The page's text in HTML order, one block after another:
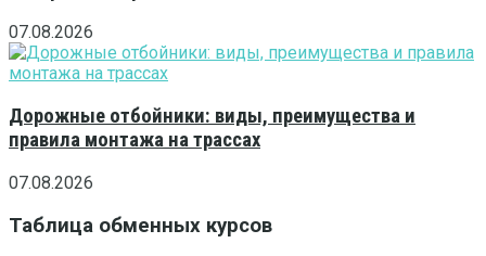
07.08.2026
Дорожные отбойники: виды, преимущества и
правила монтажа на трассах
07.08.2026
Таблица обменных курсов